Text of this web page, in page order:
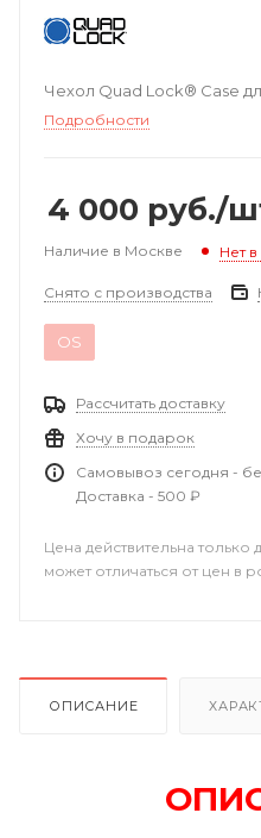
Чехол Quad Lock® Case
Подробности
4 000 руб./
Наличие в Москве Нет
Снято с производства
OS
Рассчитать доставку
Хочу в подарок
Самовывоз сегодня -
Доставка - 500 ₽
Цена действительна только
может отличаться от цен в
ОПИСАНИЕ